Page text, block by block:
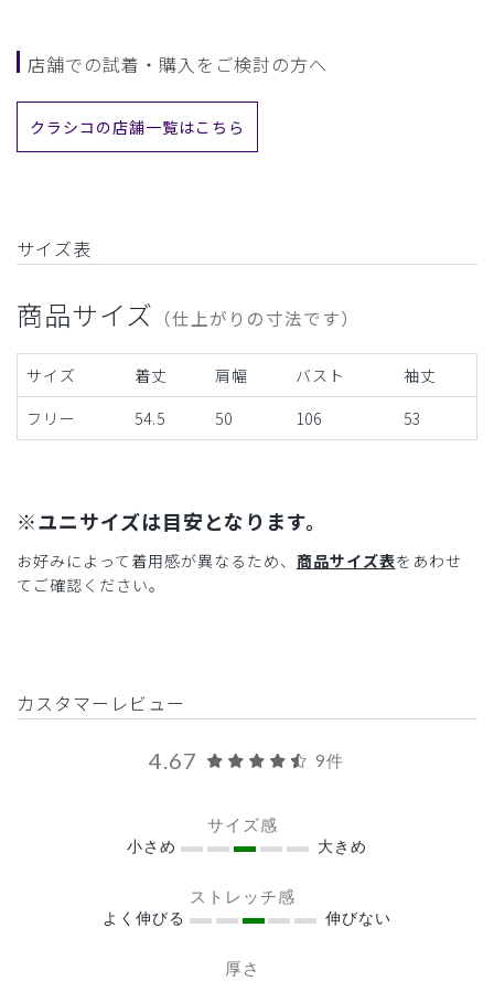
店舗での試着・購入をご検討の方へ
クラシコの店舗一覧はこちら
サイズ表
商品サイズ （仕上がりの寸法です）
サイズ 着丈 肩幅 バスト
袖丈
フリー
54.5 50 106 53
※ユニサイズは目安となります。
お好みによって着用感が異なるため、 商品サイズ表をあわせ
てご確認ください。
カスタマーレビュー
4.67 9件
サイズ感
小さめ 大きめ
ストレッチ感
よく伸びる 伸びない
厚さ